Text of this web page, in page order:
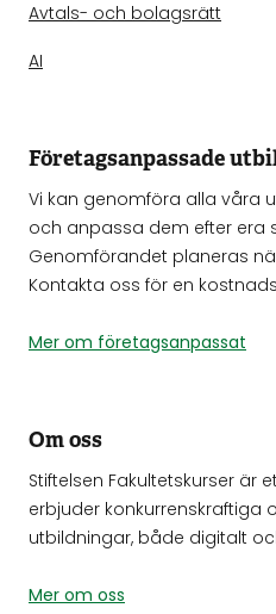
Avtals- och bolagsrätt
AI
Företagsanpassade
Vi kan genomföra alla våra
och anpassa dem efter era
Genomförandet planeras
Kontakta oss för en
Mer om företagsanpassat
Om oss
Stiftelsen Fakultetskurser är
erbjuder konkurrenskraftiga
utbildningar, både digitalt
Mer om oss